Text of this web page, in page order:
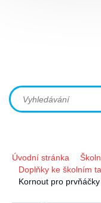
Úvodní stránka
Doplňky ke školním
Kornout pro